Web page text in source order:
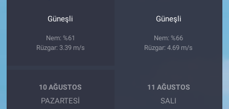
Güneşli
Nem: %61
Rüzgar: 3.39 m/s
Güneşli
Nem: %66
Rüzgar: 4.69 m/s
10 AĞUSTOS
PAZARTESI
11 AĞUSTOS
SALI